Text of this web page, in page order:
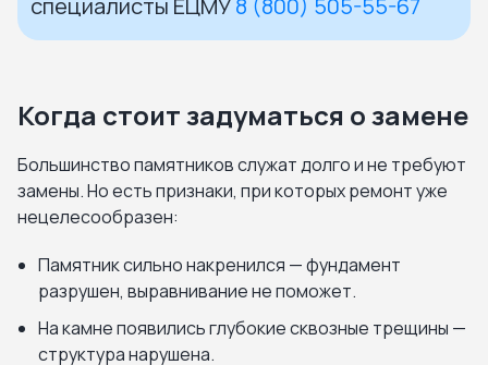
специалисты ЕЦМУ8 (800) 505-55-67
Когда стоит задуматься о замене
Большинство памятников служат долго и не требуют
замены. Но есть признаки, при которых ремонт уже
нецелесообразен:
Памятник сильно накренился — фундамент
разрушен, выравнивание не поможет.
На камне появились глубокие сквозные трещины —
структура нарушена.